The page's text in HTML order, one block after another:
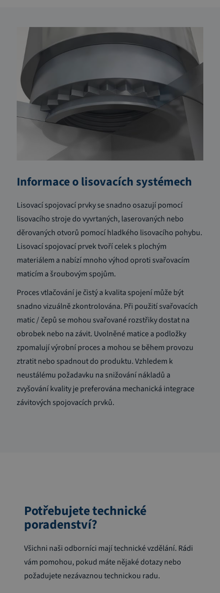
Informace o lisovacích systémech
Lisovací spojovací prvky se snadno osazují pomocí
lisovacího stroje do vyvrtaných, laserovaných nebo
děrovaných otvorů pomocí hladkého lisovacího pohybu.
Lisovací spojovací prvek tvoří celek s plochým
materiálem a nabízí mnoho výhod oproti svařovacím
maticím a šroubovým spojům.
Proces vtlačování je čistý a kvalita spojení může být
snadno vizuálně zkontrolována. Při použití svařovacích
matic / čepů se mohou svařované rozstřiky dostat na
obrobek nebo na závit. Uvolněné matice a podložky
zpomalují výrobní proces a mohou se během provozu
ztratit nebo spadnout do produktu.Vzhledem k
neustálému požadavku na snižování nákladů a
zvyšování kvality je preferována mechanická integrace
závitových spojovacích prvků.
Potřebujete technické
poradenství?
Všichni naši odborníci mají technické vzdělání. Rádi
vám pomohou, pokud máte nějaké dotazy nebo
požadujete nezávaznou technickou radu.